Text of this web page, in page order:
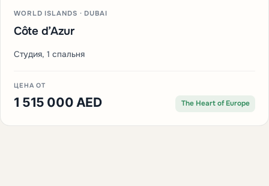
WORLD ISLANDS · DUBAI
Côte d’Azur
Студия, 1 спальня
ЦЕНА ОТ
1 515 000 AED The Heart of Europe